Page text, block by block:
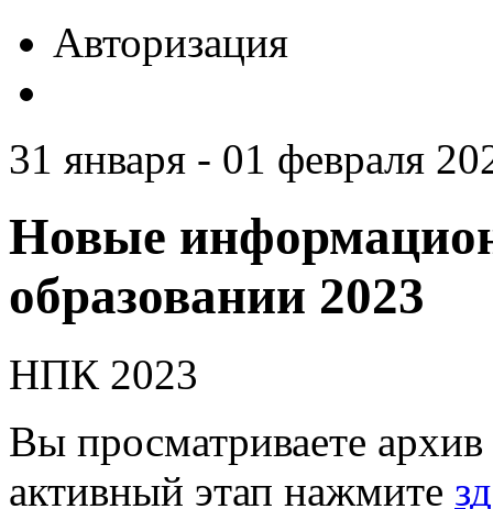
Авторизация
31 января - 01 февраля
Новые
образовании 2023
НПК 2023
Вы просматриваете
активный этап нажмите